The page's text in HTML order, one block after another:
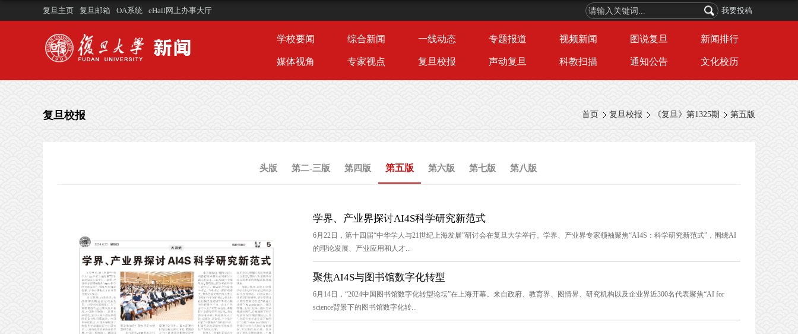
复旦主页 复旦邮箱 OA系统 eHall网上办事大厅 我要投稿
学校要闻 综合新闻 一线动态 专题报道 视频新闻 图说复旦 新闻排行
媒体视角 专家视点 复旦校报 声动复旦 科教扫描 通知公告 文化校历
首页 复旦校报 《复旦》第1325期 第五版
复旦校报
头版 第二-三版 第四版 第五版 第六版 第七版 第八版
学界、产业界探讨AI4S科学研究新范式
6月22日，第十四届“中华学人与21世纪上海发展”研讨会在复旦大学举行。学界、产业界专家领袖聚焦“AI4S：科学研究新范式”，围绕AI
的理论发展、产业应用和人才...
聚焦AI4S与图书馆数字化转型
6月14日，“2024中国图书馆数字化转型论坛”在上海开幕。来自政府、教育界、图情界、研究机构以及企业界近300名代表聚焦“AI for
science背景下的图书馆数字化转...